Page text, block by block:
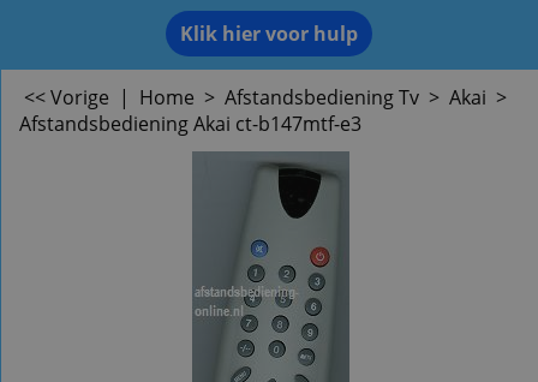
Klik hier voor hulp
<< Vorige | Home > Afstandsbediening Tv > Akai >
Afstandsbediening Akai ct-b147mtf-e3